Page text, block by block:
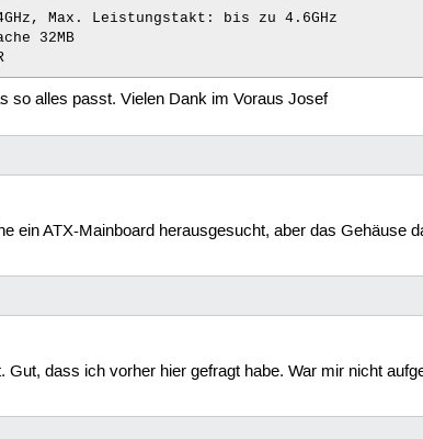
Max. Leistungstakt: bis zu 4.6GHz
32MB
EUR
SSD
HDD
U/Min, 256 MB Cache
so alles passt. Vielen Dank im Voraus Josef
ein ATX-Mainboard herausgesucht, aber das Gehäuse
Gut, dass ich vorher hier gefragt habe. War mir nicht